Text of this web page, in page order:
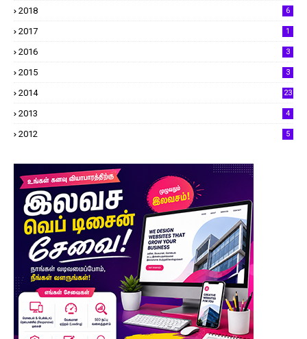
2018 6
2017 1
2016 3
2015 3
2014 23
2013 4
2012 5